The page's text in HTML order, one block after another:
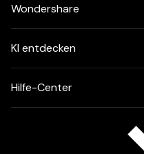
Wondershare
KI entdecken
Hilfe-Center